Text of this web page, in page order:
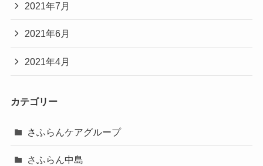
2021年7月
2021年6月
2021年4月
カテゴリー
さふらんケアグループ
さふらん中島